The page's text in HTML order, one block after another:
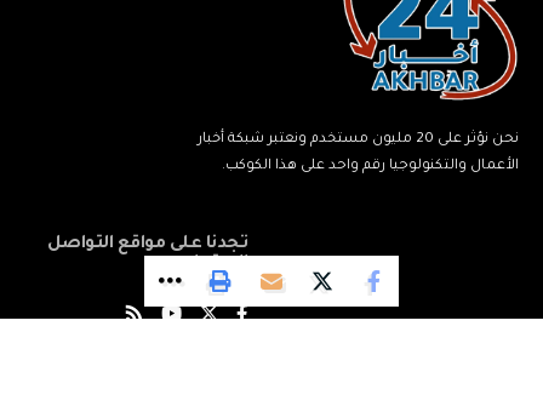
نحن نؤثر على 20 مليون مستخدم ونعتبر شبكة أخبار
الأعمال والتكنولوجيا رقم واحد على هذا الكوكب.
تجدنا على مواقع التواصل